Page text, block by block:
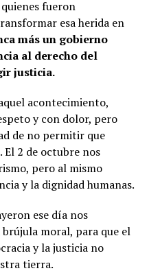
fueron
esa herida en
más un gobierno
al derecho del
justicia.
acontecimiento,
y con dolor, pero
de no permitir que
El 2 de octubre nos
pero al mismo
y la dignidad humanas.
ese día nos
moral, para que el
y la justicia no
tierra.